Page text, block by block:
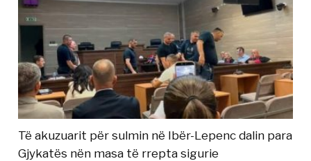
Të akuzuarit për sulmin në Ibër-Lepenc dalin para
Gjykatës nën masa të rrepta sigurie